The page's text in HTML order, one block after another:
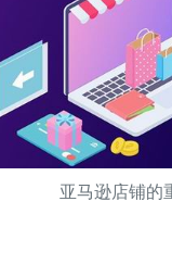
亚马逊店铺的